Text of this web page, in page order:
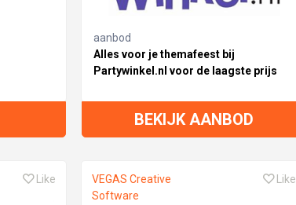
aanbod
Alles voor je themafeest bij
Partywinkel.nl voor de laagste prijs
BEKIJK AANBOD
Like
VEGAS Creative
Software
Like